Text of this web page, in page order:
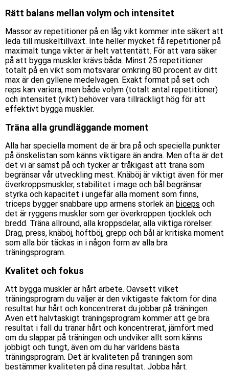
Rätt balans mellan volym och intensitet
Massor av repetitioner på en låg vikt kommer inte säkert att
leda till muskeltillväxt. Inte heller mycket få repetitioner på
maximalt tunga vikter är helt vattentätt. För att vara säker
på att bygga muskler krävs båda. Minst 25 repetitioner
totalt på en vikt som motsvarar omkring 80 procent av ditt
max är den gyllene medelvägen. Exakt format på set och
reps kan variera, men både volym (totalt antal repetitioner)
och intensitet (vikt) behöver vara tillräckligt hög för att
effektivt bygga muskler.
Träna alla grundläggande moment
Alla har speciella moment de är bra på och speciella punkter
på önskelistan som känns viktigare än andra. Men ofta är det
det vi är sämst på och tycker är tråkigast att träna som
begränsar vår utveckling mest. Knäböj är viktigt även för mer
överkroppsmuskler, stabilitet i mage och bål begränsar
styrka och kapacitet i ungefär alla moment som finns,
triceps bygger snabbare upp armens storlek än biceps och
det är ryggens muskler som ger överkroppen tjocklek och
bredd. Träna allround, alla kroppsdelar, alla viktiga rörelser.
Drag, press, knäböj, höftböj, grepp och bål är kritiska moment
som alla bör täckas in i någon form av alla bra
träningsprogram.
Kvalitet och fokus
Att bygga muskler är hårt arbete. Oavsett vilket
träningsprogram du väljer är den viktigaste faktorn för dina
resultat hur hårt och koncentrerat du jobbar på träningen.
Även ett halvtaskigt träningsprogram kommer att ge bra
resultat i fall du tränar hårt och koncentrerat, jämfört med
om du slappar på träningen och undviker allt som känns
jobbigt och tungt, även om du har världens bästa
träningsprogram. Det är kvaliteten på träningen som
bestämmer kvaliteten på dina resultat. Jobba hårt.